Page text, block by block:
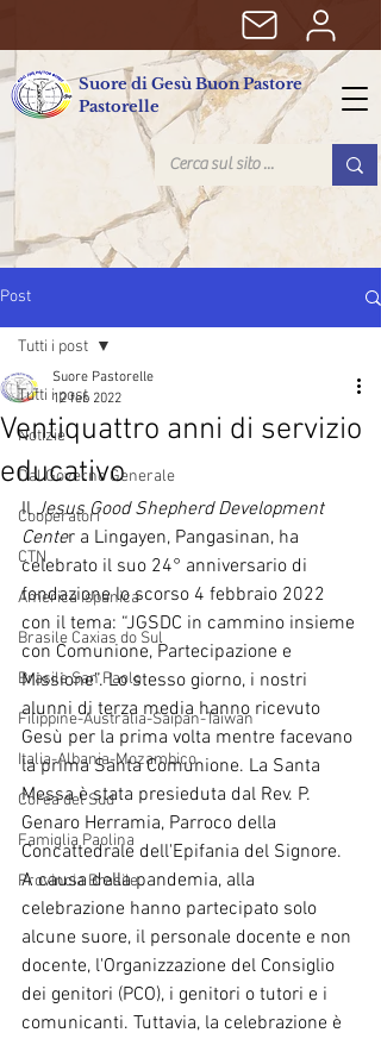
Suore di Gesù Buon Pastore
Pastorelle
Post
Tutti i post
Notizie
Dal Governo Generale
Cooperatori
CTN
America Ispanica
Brasile Caxias do Sul
Brasile San Paolo
Filippine-Australia-Saipan-Taiwan
Italia-Albania-Mozambico
Corea del Sud
Famiglia Paolina
Provincia Brasile
Tutti i post
Ventiquattro anni di servizio
educativo
Suore Pastorelle
12 feb 2022
Il Jesus Good Shepherd Development
Center a Lingayen, Pangasinan, ha
celebrato il suo 24° anniversario di
fondazione lo scorso 4 febbraio 2022
con il tema: “JGSDC in cammino insieme
con Comunione, Partecipazione e
Missione”. Lo stesso giorno, i nostri
alunni di terza media hanno ricevuto
Gesù per la prima volta mentre facevano
la prima Santa Comunione. La Santa
Messa è stata presieduta dal Rev. P.
Genaro Herramia, Parroco della
Concattedrale dell'Epifania del Signore.
A causa della pandemia, alla
celebrazione hanno partecipato solo
alcune suore, il personale docente e non
docente, l'Organizzazione del Consiglio
dei genitori (PCO), i genitori o tutori e i
comunicanti. Tuttavia, la celebrazione è